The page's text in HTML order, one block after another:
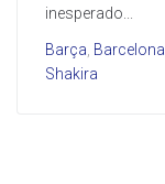
inesperado...
Barça, Barcelona
Shakira